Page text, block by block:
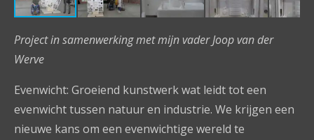
Project in samenwerking met mijn vader Joop van der
Werve
Evenwicht: Groeiend kunstwerk wat leidt tot een
evenwicht tussen natuur en industrie. We krijgen een
nieuwe kans om een evenwichtige wereld te